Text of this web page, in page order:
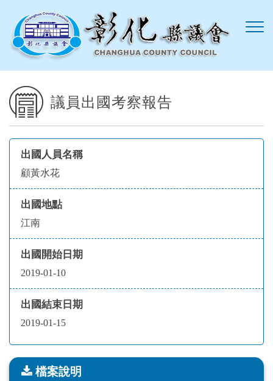
議員出國考察報告
出國人員名稱
顧黃水花
出國地點
江南
出國開始日期
2019-01-10
出國結束日期
2019-01-15
檔案說明